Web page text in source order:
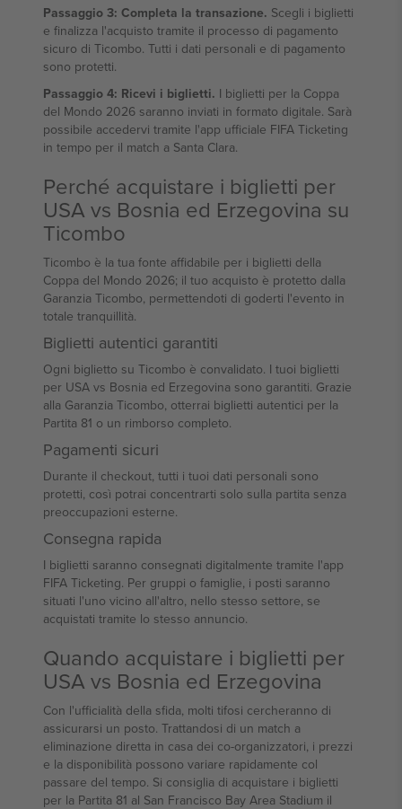
Passaggio 3: Completa la transazione. Scegli i biglietti
e finalizza l'acquisto tramite il processo di pagamento
sicuro di Ticombo. Tutti i dati personali e di pagamento
sono protetti.
Passaggio 4: Ricevi i biglietti. I biglietti per la Coppa
del Mondo 2026 saranno inviati in formato digitale. Sarà
possibile accedervi tramite l'app ufficiale FIFA Ticketing
in tempo per il match a Santa Clara.
Perché acquistare i biglietti per
USA vs Bosnia ed Erzegovina su
Ticombo
Ticombo è la tua fonte affidabile per i biglietti della
Coppa del Mondo 2026; il tuo acquisto è protetto dalla
Garanzia Ticombo, permettendoti di goderti l'evento in
totale tranquillità.
Biglietti autentici garantiti
Ogni biglietto su Ticombo è convalidato. I tuoi biglietti
per USA vs Bosnia ed Erzegovina sono garantiti. Grazie
alla Garanzia Ticombo, otterrai biglietti autentici per la
Partita 81 o un rimborso completo.
Pagamenti sicuri
Durante il checkout, tutti i tuoi dati personali sono
protetti, così potrai concentrarti solo sulla partita senza
preoccupazioni esterne.
Consegna rapida
I biglietti saranno consegnati digitalmente tramite l'app
FIFA Ticketing. Per gruppi o famiglie, i posti saranno
situati l'uno vicino all'altro, nello stesso settore, se
acquistati tramite lo stesso annuncio.
Quando acquistare i biglietti per
USA vs Bosnia ed Erzegovina
Con l'ufficialità della sfida, molti tifosi cercheranno di
assicurarsi un posto. Trattandosi di un match a
eliminazione diretta in casa dei co-organizzatori, i prezzi
e la disponibilità possono variare rapidamente col
passare del tempo. Si consiglia di acquistare i biglietti
per la Partita 81 al San Francisco Bay Area Stadium il